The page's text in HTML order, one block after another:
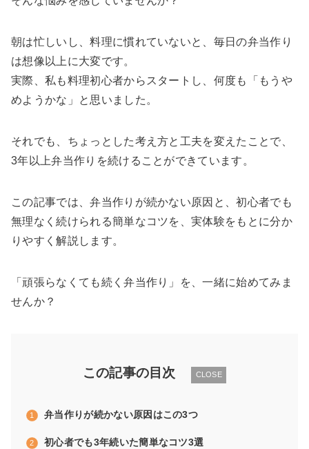
朝は忙しいし、料理に慣れていないと、毎日の弁当作り
は想像以上に大変です。
実際、私も料理初心者からスタートし、何度も「もうや
めようかな」と思いました。
それでも、ちょっとした考え方と工夫を変えたことで、
3年以上弁当作りを続けることができています。
この記事では、弁当作りが続かない原因と、初心者でも
無理なく続けられる簡単なコツを、実体験をもとに分か
りやすく解説します。
「頑張らなくても続く弁当作り」を、一緒に始めてみま
せんか？
この記事の目次 CLOSE
弁当作りが続かない原因はこの3つ
初心者でも3年続いた簡単なコツ3選